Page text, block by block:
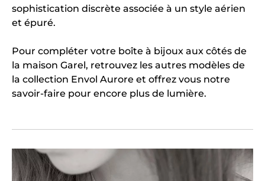
sophistication discrète associée à un style aérien
et épuré.
Pour compléter votre boîte à bijoux aux côtés de
la maison Garel, retrouvez les autres modèles de
la collection Envol Aurore et offrez vous notre
savoir-faire pour encore plus de lumière.